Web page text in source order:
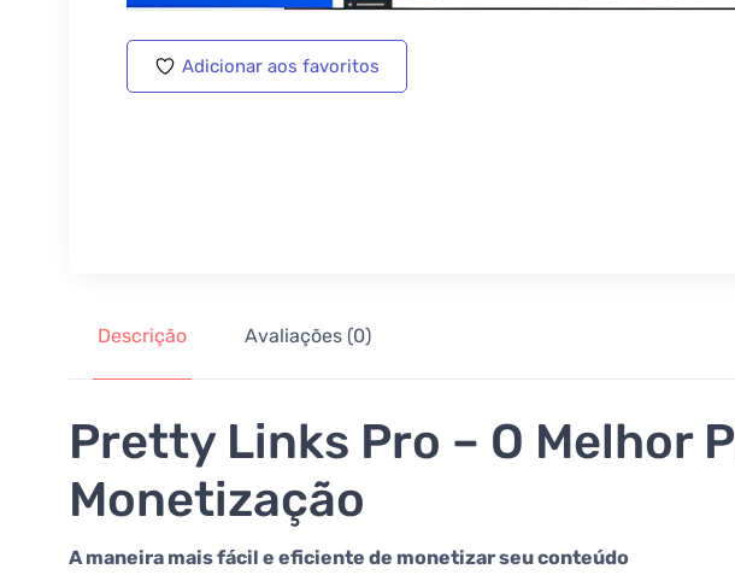
Adicionar aos favoritos
Descrição Avaliações (0)
Pretty Links Pro – O Melhor
Monetização
A maneira mais fácil e eficiente de monetizar seu conteúdo